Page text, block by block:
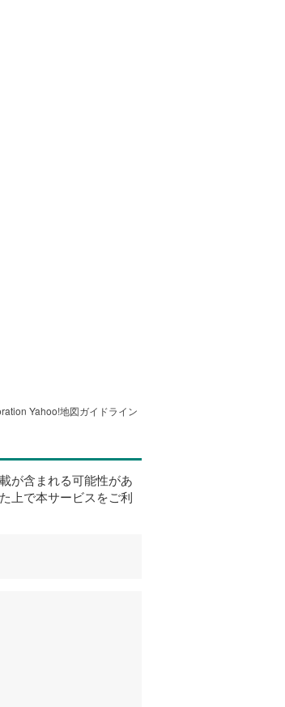
Yahoo!地図ガイドライン
が含まれる可能性があ
上で本サービスをご利